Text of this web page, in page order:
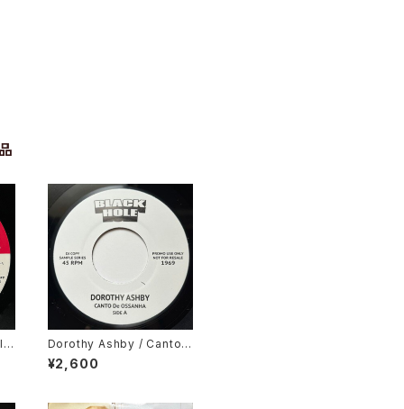
Dorothy Ashby / Canto
De Ossanha, Cause I Ne
ed It
¥2,600